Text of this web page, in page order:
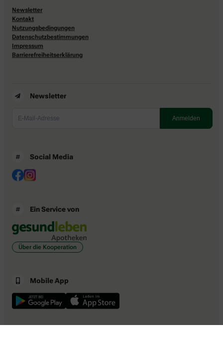
Newsletter
Kontakt
Nutzungsbedingungen
Datenschutzbestimmungen
Impressum
Barrierefreiheitserklärung
Newsletter
Social Media
Ein Service von
Über die Kooperation
Mobile App